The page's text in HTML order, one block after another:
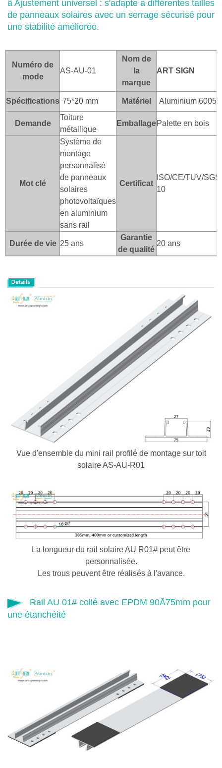
â Ajustement universel : s'adapte à différentes tailles
de panneaux solaires avec un serrage sécurisé pour
une stabilité améliorée.
Numéro de
mode
AS-AU-01
Nom de
la
marque
ART SI GN
Spécifications 75*20 mm Matériel Aluminium 6005-
Demande
Toiture
métallique
EmballagePalette en bois
Mot clé
Système de
montage
personnalisé
de panneaux
solaires
photovoltaïques
en aluminium
sans rail
Certificat
ISO/CE/TUV/
10
Durée de vie 25 ans
Garantie
de qualité
20 ans
Vue d'ensemble du mini rail profilé de montage sur toit
solaire AS-AU-R01
La longueur du rail solaire AU R01# peut être
personnalisée.
Les trous peuvent être réalisés à l'avance.
Rail AU 01# collé avec EPDM 90Ã75mm pour
une étanchéité